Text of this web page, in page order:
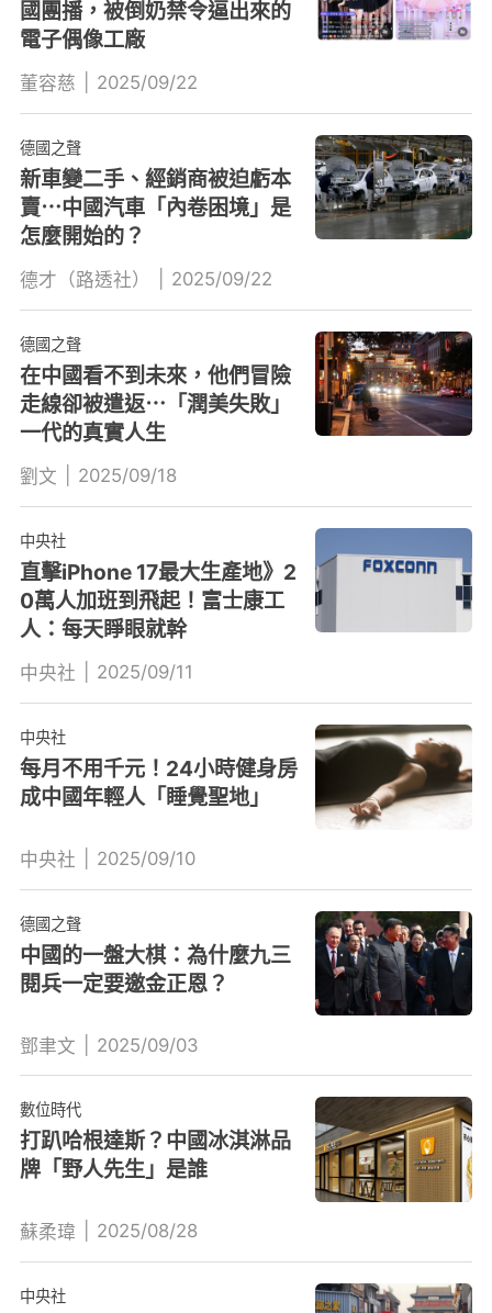
國團播，被倒奶禁令逼出來的
電子偶像工廠
董容慈 2025/09/22
德國之聲
新車變二手、經銷商被迫虧本
賣⋯中國汽車「內卷困境」是
怎麼開始的？
德才（路透社） 2025/09/22
德國之聲
在中國看不到未來，他們冒險
走線卻被遣返⋯「潤美失敗」
一代的真實人生
劉文 2025/09/18
中央社
直擊iPhone 17最大生產地》2
0萬人加班到飛起！富士康工
人：每天睜眼就幹
中央社 2025/09/11
中央社
每月不用千元！24小時健身房
成中國年輕人「睡覺聖地」
中央社 2025/09/10
德國之聲
中國的一盤大棋：為什麼九三
閱兵一定要邀金正恩？
鄧聿文 2025/09/03
數位時代
打趴哈根達斯？中國冰淇淋品
牌「野人先生」是誰
蘇柔瑋 2025/08/28
中央社